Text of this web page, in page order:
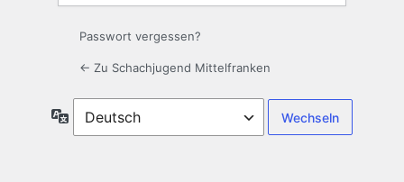
Passwort vergessen?
← Zu Schachjugend Mittelfranken
Sprache